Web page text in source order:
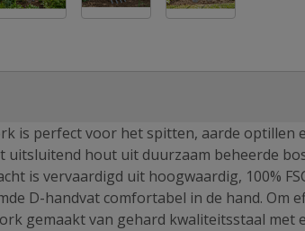
is perfect voor het spitten, aarde optillen
uitsluitend hout uit duurzaam beheerde
is vervaardigd uit hoogwaardig, 100%
D-handvat comfortabel in de hand. Om
gemaakt van gehard kwaliteitsstaal met